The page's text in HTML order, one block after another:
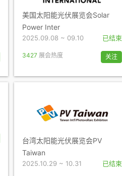
美国太阳能光伏展览会Solar
Power Inter
2025.09.08 ~ 09.10 已结束
3427 展会热度 关注
台湾太阳能光伏展览会PV
Taiwan
2025.10.29 ~ 10.31 已结束